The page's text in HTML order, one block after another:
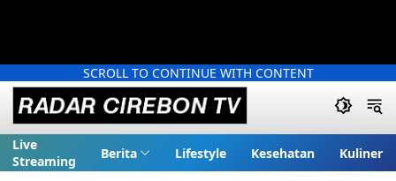
SCROLL TO CONTINUE WITH CONTENT
Live
Streaming
Berita Lifestyle Kesehatan Kuliner